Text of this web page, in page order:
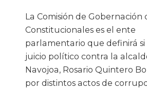
La Comisión de Gobernación
Constitucionales es el ente
parlamentario que definirá si
juicio político contra la
Navojoa, Rosario Quintero
por distintos actos de